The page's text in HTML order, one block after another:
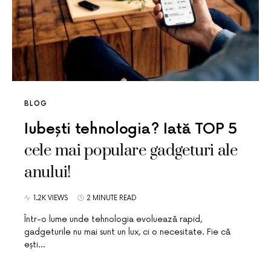
BLOG
Iubești tehnologia? Iată TOP 5
cele mai populare gadgeturi ale
anului!
1.2K VIEWS 2 MINUTE READ
Într-o lume unde tehnologia evoluează rapid,
gadgeturile nu mai sunt un lux, ci o necesitate. Fie că
ești…